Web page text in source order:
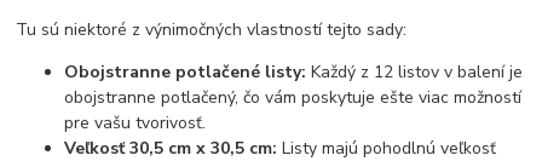
Tu sú niektoré z výnimočných vlastností tejto sady:
Obojstranne potlačené listy: Každý z 12 listov v balení je
obojstranne potlačený, čo vám poskytuje ešte viac možností
pre vašu tvorivosť.
Veľkosť 30,5 cm x 30,5 cm: Listy majú pohodlnú veľkosť